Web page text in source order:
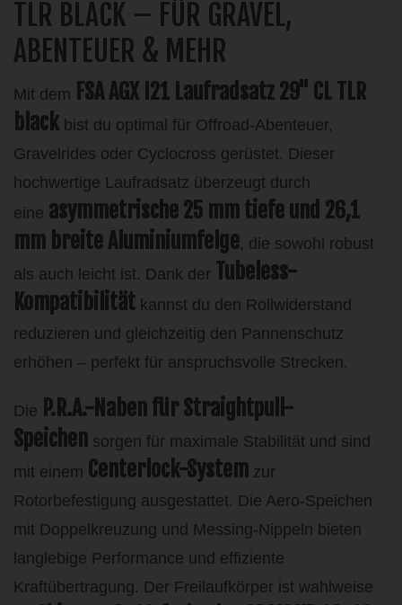
TLR BLACK – FÜR GRAVEL,
ABENTEUER & MEHR
Mit dem FSA AGX I21 Laufradsatz 29" CL TLR
black bist du optimal für Offroad-Abenteuer,
Gravelrides oder Cyclocross gerüstet. Dieser
hochwertige Laufradsatz überzeugt durch
eine asymmetrische 25 mm tiefe und 26,1
mm breite Aluminiumfelge, die sowohl robust
als auch leicht ist. Dank der Tubeless-
Kompatibilität kannst du den Rollwiderstand
reduzieren und gleichzeitig den Pannenschutz
erhöhen – perfekt für anspruchsvolle Strecken.
Die P.R.A.-Naben für Straightpull-
Speichen sorgen für maximale Stabilität und sind
mit einem Centerlock-System zur
Rotorbefestigung ausgestattet. Die Aero-Speichen
mit Doppelkreuzung und Messing-Nippeln bieten
langlebige Performance und effiziente
Kraftübertragung. Der Freilaufkörper ist wahlweise